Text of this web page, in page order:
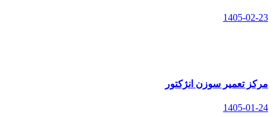
1405-02-23
مرکز تعمیر سوزن انژکتور
1405-01-24